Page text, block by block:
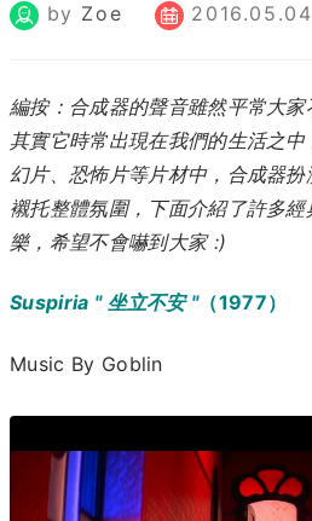
by Zoe 2016.05.04
編按：合成器的聲音雖然平常大
其實它時常出現在我們的生活之
幻片、恐怖片等片材中，合成器
襯托整體氛圍，下面介紹了許多
樂，希望不會嚇到大家 :)
Suspiria " 坐立不安 "（1977）
Music By Goblin